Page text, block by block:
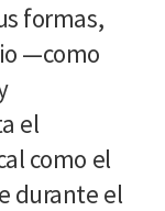
formas,
—como
el
como el
durante el